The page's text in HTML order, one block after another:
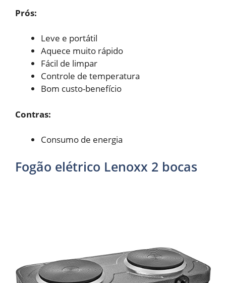
Prós:
Leve e portátil
Aquece muito rápido
Fácil de limpar
Controle de temperatura
Bom custo-benefício
Contras:
Consumo de energia
Fogão elétrico Lenoxx 2 bocas